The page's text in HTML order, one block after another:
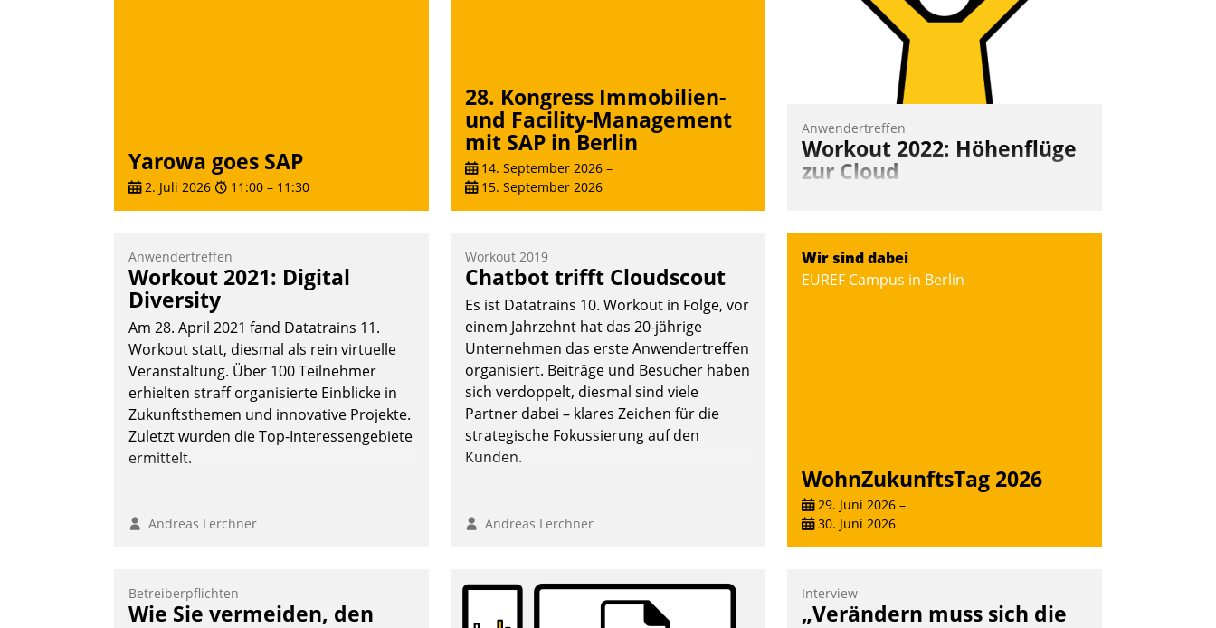
Nadja Hußmann
Yarowa goes SAP
2. Juli 2026 11:00 – 11:30
28. Kongress Immobilien-
und Facility-Management
mit SAP in Berlin
14. September 2026 –
15. September 2026
Anwendertreffen
Workout 2022: Höhenflüge
zur Cloud
Teilnehmer kurzweilige Einblicke in
innovative Cloud-Strategien und -
Anwendertreffen
Workout 2021: Digital
Diversity
Am 28. April 2021 fand Datatrains 11.
Workout statt, diesmal als rein virtuelle
Veranstaltung. Über 100 Teilnehmer
erhielten straff organisierte Einblicke in
Zukunftsthemen und innovative Projekte.
Zuletzt wurden die Top-Interessengebiete
ermittelt.
Andreas Lerchner
Workout 2019
Chatbot trifft Cloudscout
Es ist Datatrains 10. Workout in Folge, vor
einem Jahrzehnt hat das 20-jährige
Unternehmen das erste Anwendertreffen
organisiert. Beiträge und Besucher haben
sich verdoppelt, diesmal sind viele
Partner dabei – klares Zeichen für die
strategische Fokussierung auf den
Kunden.
Andreas Lerchner
Wir sind dabei
EUREF Campus in Berlin
WohnZukunftsTag 2026
29. Juni 2026 –
30. Juni 2026
Betreiberpflichten
Wie Sie vermeiden, den
Interview
„Verändern muss sich die